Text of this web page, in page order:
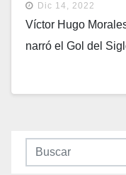
Dic 14, 2022
Víctor Hugo
narró el Gol del